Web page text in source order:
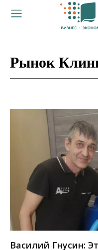
Рынок
Василий Гнусин: